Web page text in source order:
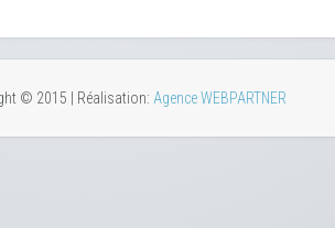
© 2015 | Réalisation: Agence WEBPARTNER